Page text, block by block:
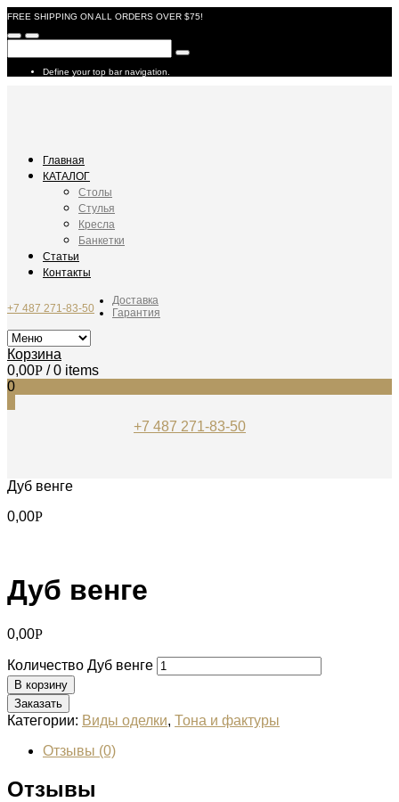
FREE SHIPPING ON ALL ORDERS OVER $75!
Define your top bar navigation.
Главная
КАТАЛОГ
Столы
Стулья
Кресла
Банкетки
Статьи
Контакты
+7 487 271-83-50
Доставка
Гарантия
Корзина
0,00Р / 0 items
0
+7 487 271-83-50
Дуб венге
0,00Р
Дуб венге
0,00Р
Количество Дуб венге
В корзину
Заказать
Категории: Виды оделки, Тона и фактуры
Отзывы (0)
Отзывы